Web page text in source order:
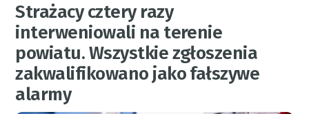
Strażacy cztery razy
interweniowali na terenie
powiatu. Wszystkie zgłoszenia
zakwalifikowano jako fałszywe
alarmy